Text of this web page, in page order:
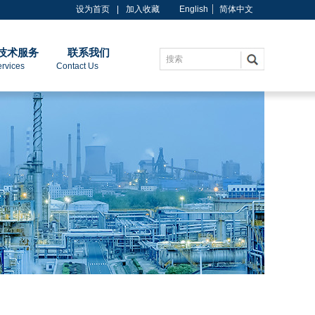
设为首页 加入收藏 English 简体中文
Contact Us
搜索
术服务 联系我们